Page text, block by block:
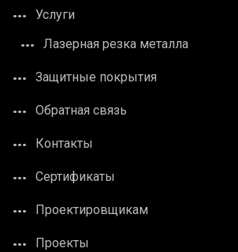
Услуги
Лазерная резка металла
Защитные покрытия
Обратная связь
Контакты
Сертификаты
Проектировщикам
Проекты